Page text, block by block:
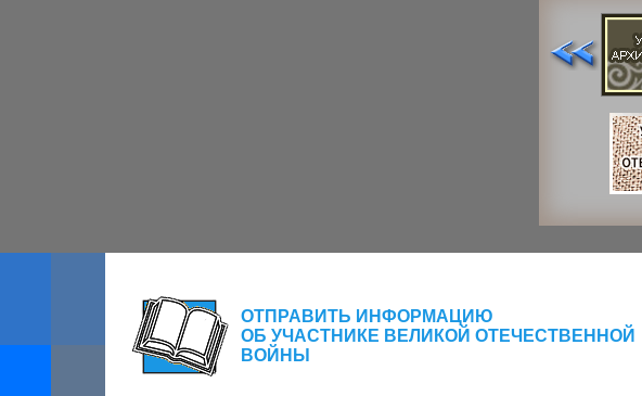
ОТПРАВИТЬ ИНФОРМАЦИЮ
ОБ УЧАСТНИКЕ ВЕЛИКОЙ ОТЕЧЕСТВЕННОЙ
ВОЙНЫ